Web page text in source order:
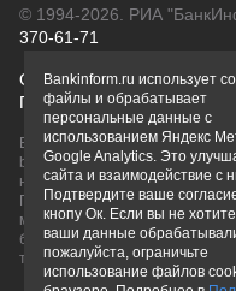
© 1994-2026. РИА
370-61-71
О проектеПолитика
Правовая информацияДля
Вся информация о продуктах
bankinform.ru, носит
не является публичной
ГК РФ. Информация не
может быть изменена.
банков или при личном
товарные знаки принадлежит
Bankinform.ru использует
файлы и обрабатывает
персональные данные с
использованием Яндекс
Google Analytics. Это
сайта и взаимодействие с
Подтвердите ваше
кнопу Ок. Если вы не
ваши данные
пожалуйста, ограничьте
использование файлов